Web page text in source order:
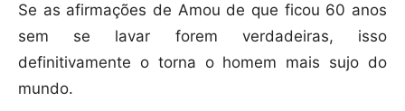
Se as afirmações de Amou de que ficou 60 anos
sem se lavar forem verdadeiras, isso
definitivamente o torna o homem mais sujo do
mundo.